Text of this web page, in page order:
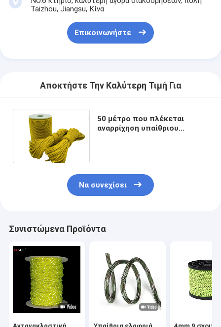
Taizhou, Jiangsu, Κίνα
Επικοινωνήστε
Αποκτήστε Την Καλύτερη Τιμή Για
50 μέτρο που πλέκεται
αναρρίχηση υπαίθριου
Να συνεχίσει
Συνιστώμενα Προϊόντα